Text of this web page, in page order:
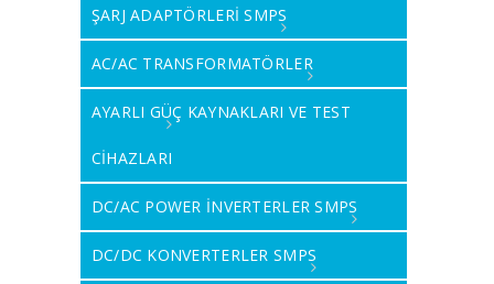
ŞARJ ADAPTÖRLERİ SMPS
AC/AC TRANSFORMATÖRLER
AYARLI GÜÇ KAYNAKLARI VE TEST
CİHAZLARI
DC/AC POWER İNVERTERLER SMPS
DC/DC KONVERTERLER SMPS